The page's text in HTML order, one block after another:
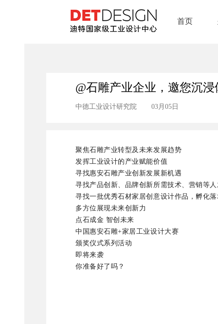
首页
@石雕产业企业，邀您沉
中德工业设计研究院 03月05日
聚焦石雕产业转型及未来发展趋势
发挥工业设计的产业赋能价值
寻找惠安石雕产业创新发展新机遇
寻找产品创新、品牌创新所需技术、营销等
寻找一批优秀石材家居创意设计作品，孵化
多方位展现未来创新力
点石成金 智创未来
中国惠安石雕+家居工业设计大赛
颁奖仪式系列活动
即将来袭
你准备好了吗？